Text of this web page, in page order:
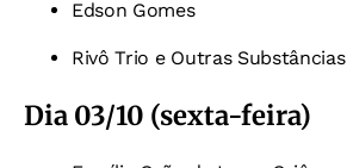
Edson Gomes
Rivô Trio e Outras Substâncias
Dia 03/10 (sexta-feira)